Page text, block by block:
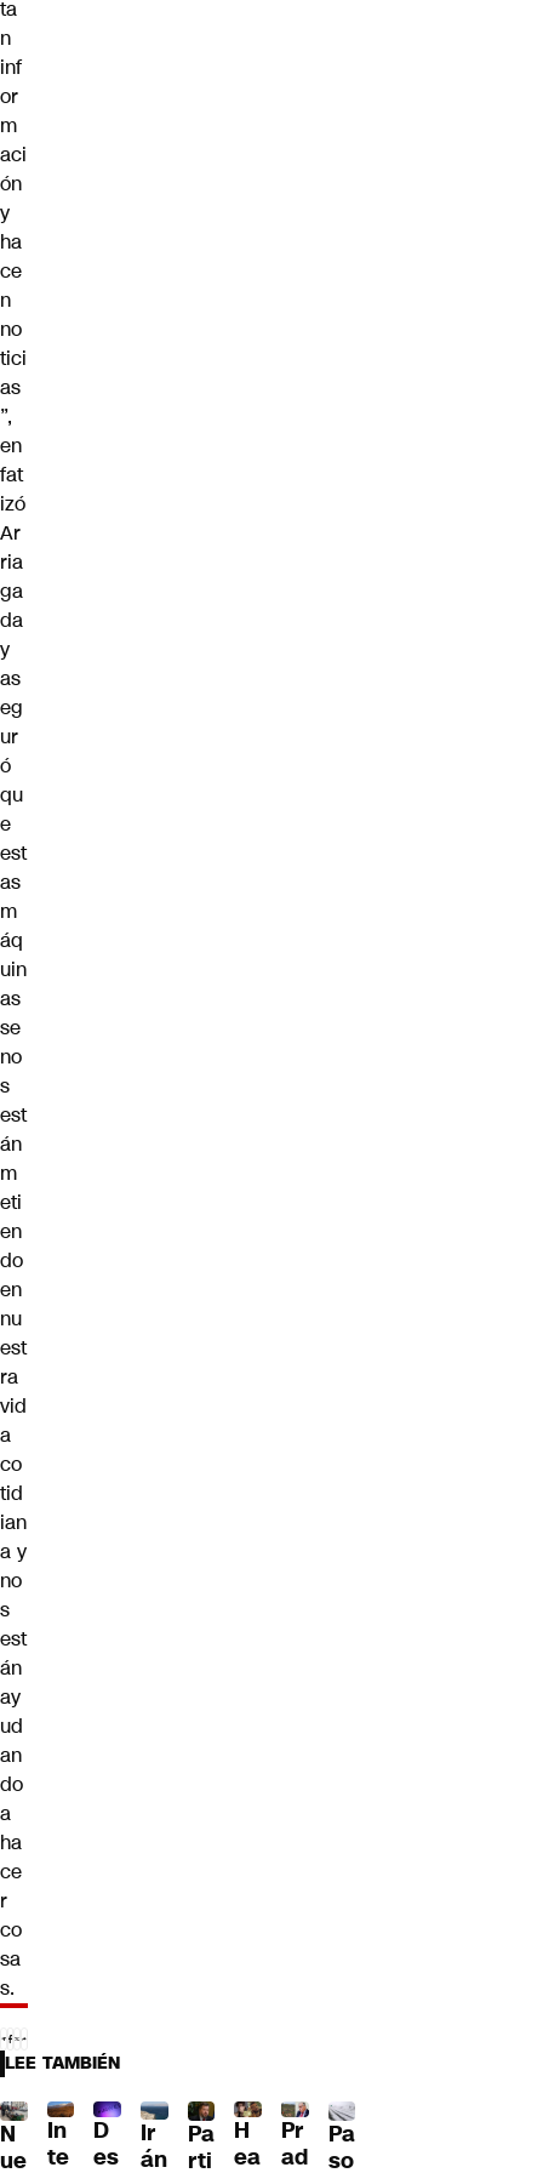
ta
n
inf
or
m
aci
ón
y
ha
ce
n
no
tici
as
”,
en
fat
izó
Ar
ria
ga
da
y
as
eg
ur
ó
qu
e
est
as
m
áq
uin
as
se
no
s
est
án
m
eti
en
do
en
nu
est
ra
vid
a
co
tid
ian
a y
no
s
est
án
ay
ud
an
do
a
ha
ce
r
co
sa
s.
LEE TAMBIÉN
N
ue
In
te
D
es
Ir
án
Pa
rti
H
ea
Pr
ad
Pa
so